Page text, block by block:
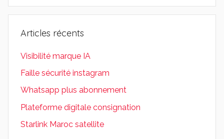
:
Articles récents
Visibilité marque IA
Faille sécurité instagram
Whatsapp plus abonnement
Plateforme digitale consignation
Starlink Maroc satellite